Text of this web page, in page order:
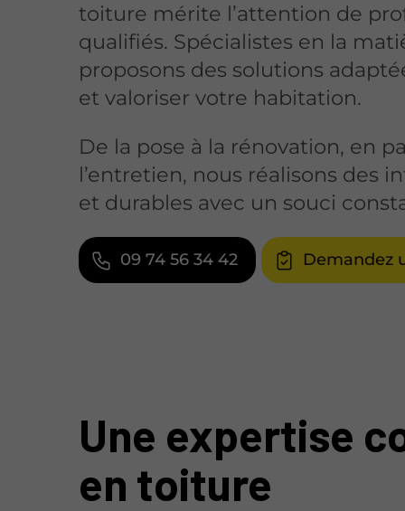
toiture mérite l’attention de
qualifiés. Spécialistes en la
proposons des solutions
et valoriser votre habitation.
De la pose à la rénovation, en
l’entretien, nous réalisons des
et durables avec un souci
09 74 56 34 42 Demandez
Une expertise
en toiture